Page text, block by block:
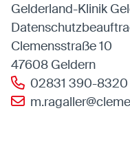
Gelderland-Klinik
Clemensstraße 10
47608 Geldern
02831 390-8320